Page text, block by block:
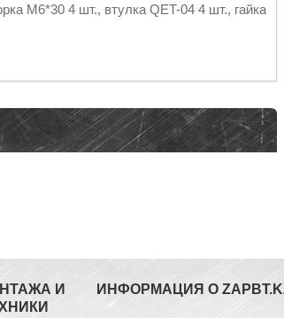
М6*30 4 шт., втулка QET-04 4 шт., гайка
И
ИНФОРМАЦИЯ О